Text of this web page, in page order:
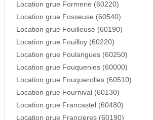
Location grue Formerie (60220)
Location grue Fosseuse (60540)
Location grue Fouilleuse (60190)
Location grue Fouilloy (60220)
Location grue Foulangues (60250)
Location grue Fouquenies (60000)
Location grue Fouquerolles (60510)
Location grue Fournival (60130)
Location grue Francastel (60480)
Location grue Francieres (60190)